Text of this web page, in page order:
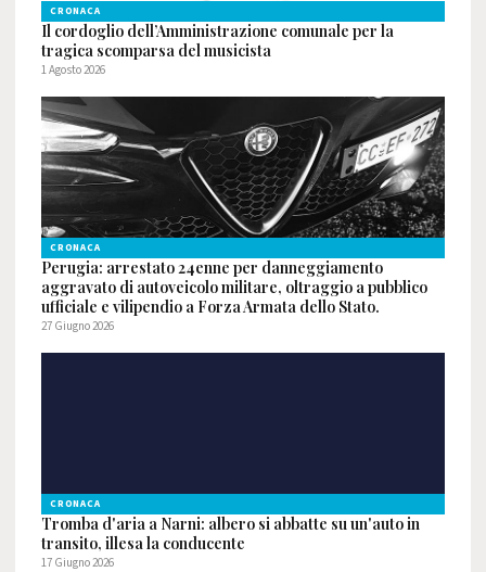
CRONACA
Il cordoglio dell’Amministrazione comunale per la
tragica scomparsa del musicista
1 Agosto 2026
CRONACA
Perugia: arrestato 24enne per danneggiamento
aggravato di autoveicolo militare, oltraggio a pubblico
ufficiale e vilipendio a Forza Armata dello Stato.
27 Giugno 2026
CRONACA
Tromba d'aria a Narni: albero si abbatte su un'auto in
transito, illesa la conducente
17 Giugno 2026